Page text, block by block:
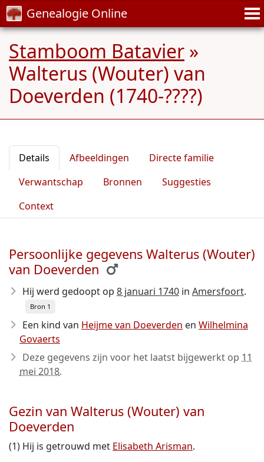
Genealogie Online
Stamboom Batavier »
Walterus (Wouter) van
Doeverden (1740-????)
Details Afbeeldingen
Directe familie
Verwantschap
Bronnen
Suggesties
Context
Persoonlijke gegevens Walterus (Wouter)
van Doeverden
Hij werd gedoopt op 8 januari 1740 in Amersfoort.
Bron 1
Een kind van Heijme van Doeverden en Wilhelmina
Govaerts
Deze gegevens zijn voor het laatst bijgewerkt op 11
mei 2018.
Gezin van Walterus (Wouter) van
Doeverden
(1) Hij is getrouwd met Elisabeth Arisman.